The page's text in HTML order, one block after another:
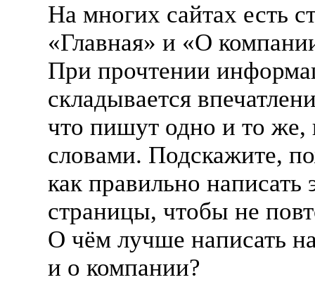
На многих сайтах есть
«Главная» и «О
При прочтении
складывается
что пишут одно и то
словами. Подскажите,
как правильно написать
страницы, чтобы не
О чём лучше написать
и о компании?